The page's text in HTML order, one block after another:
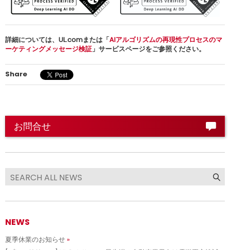
詳細については、UL.comまたは「AIアルゴリズムの再現性プロセスのマ
ーケティングメッセージ検証」サービスページをご参照ください。
Share
お問合せ
NEWS
夏季休業のお知らせ